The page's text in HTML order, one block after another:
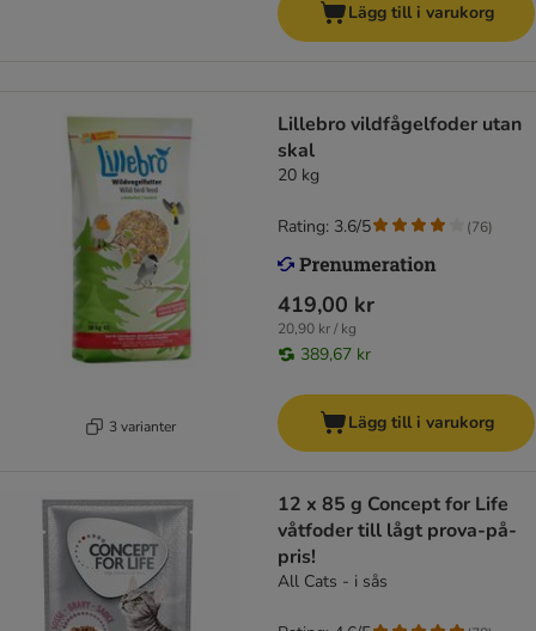
Lägg till i varukorg
3 varianter
Lillebro vildfågelfoder utan
skal
20 kg
419,00 kr
20,90 kr / kg
389,67 kr
Rating: 3.6/5 (76)
Lägg till i varukorg
12 x 85 g Concept for Life
våtfoder till lågt prova-på-
pris!
All Cats - i sås